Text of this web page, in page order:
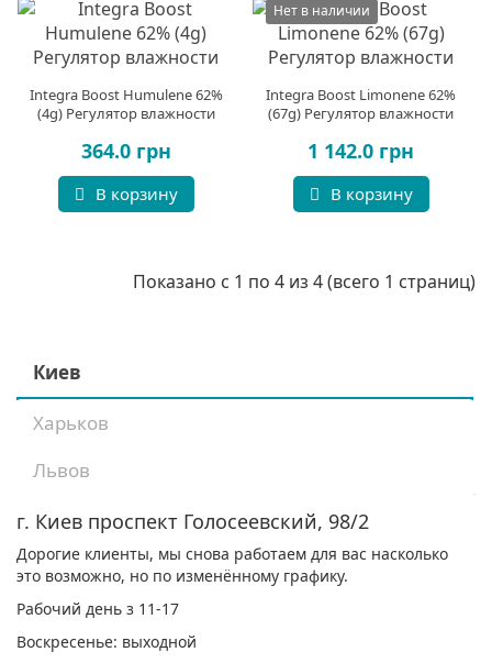
Integra Boost Humulene 62%
(4g) Регулятор влажности
364.0 грн
В корзину
Нет в наличии
Integra Boost Limonene 62%
(67g) Регулятор влажности
1 142.0 грн
В корзину
Показано с 1 по 4 из 4 (всего 1 страниц)
Киев
Харьков
Львов
г. Киев проспект Голосеевский, 98/2
Дорогие клиенты, мы снова работаем для вас насколько
это возможно, но по изменённому графику.
Рабочий день з 11-17
Воскресенье: выходной